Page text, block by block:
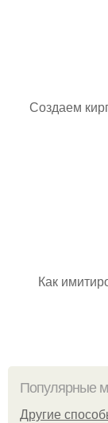
Создаем
Как
Популярные
Другие